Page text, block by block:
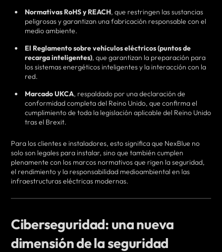
Normativas RoHS y REACH, que restringen las sustancias
peligrosas y garantizan una fabricación responsable con el
medio ambiente.
El Reglamento sobre vehículos eléctricos (puntos de
recarga inteligentes), que garantizan la preparación para
los sistemas energéticos inteligentes y la interacción con la
red.
Marcado UKCA, respaldado por una declaración de
conformidad completa del Reino Unido, que confirma el
cumplimiento de toda la legislación aplicable del Reino Unido
tras el Brexit.
Para los clientes e instaladores, esto significa que NexBlue no
solo son legales para instalar, sino que también cumplen
plenamente con los marcos normativos que rigen la seguridad,
el rendimiento y la responsabilidad medioambiental en las
infraestructuras eléctricas modernas.
Ciberseguridad: una nueva
dimensión de la seguridad